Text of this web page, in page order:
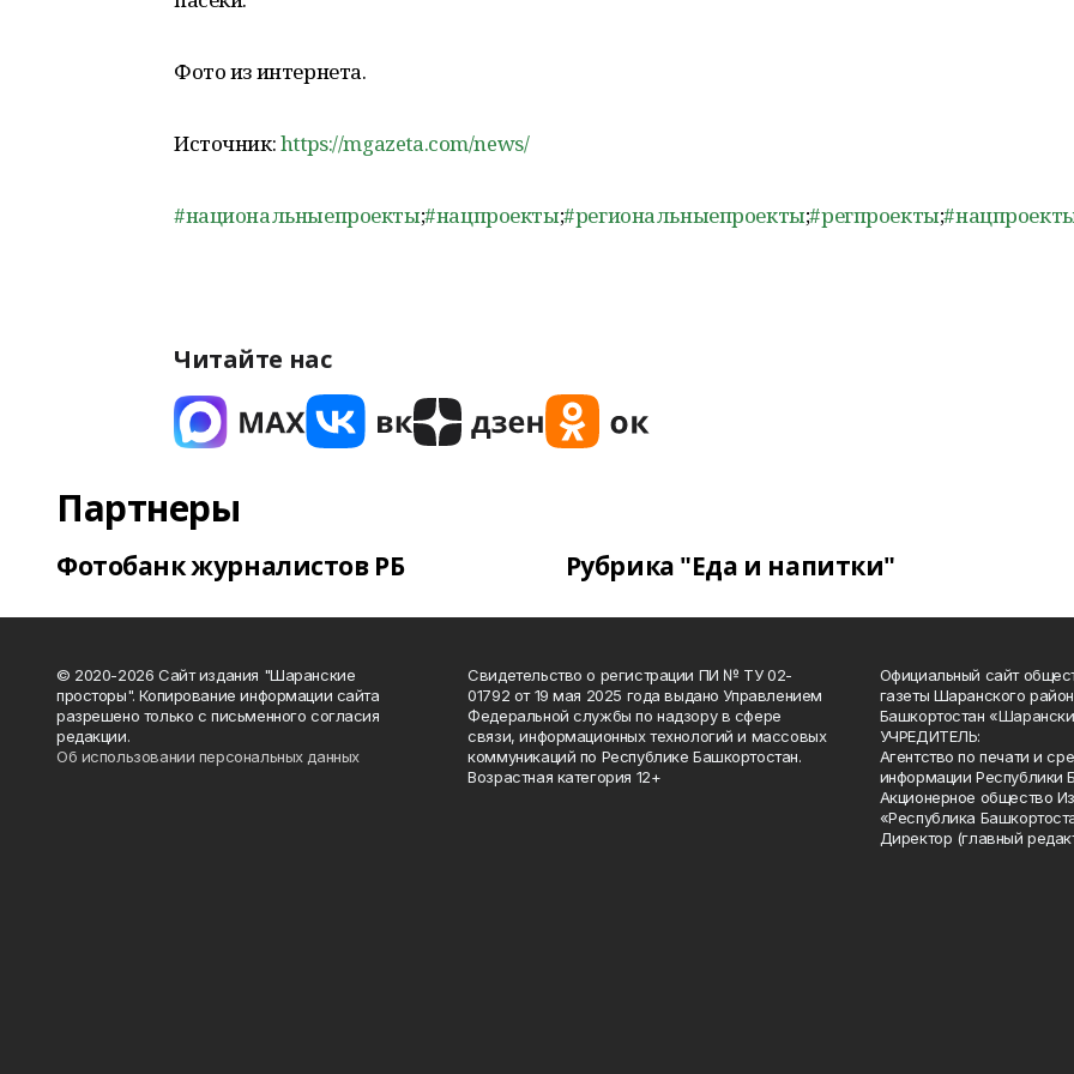
Фото из интернета.
Источник:https://mgazeta.com/news/
#национальныепроекты;#нацпроекты;#региональныепроекты;#регпроекты;
Читайте нас
Партнеры
Фотобанк журналистов РБ Рубрика "Еда и напитки"
© 2020-2026 Сайт издания "Шаранские
просторы". Копирование информации сайта
разрешено только с письменного согласия
редакции.
Об использовании персональных данных
Свидетельство о регистрации ПИ № ТУ 02-
01792 от 19 мая 2025 года выдано Управлением
Федеральной службы по надзору в сфере
связи, информационных технологий и массовых
коммуникаций по Республике Башкортостан.
Возрастная категория 12+
Официальный сайт
газеты Шаранского
Башкортостан
УЧРЕДИТЕЛЬ:
Агентство по печати и
информации Республики
Акционерное общество
«Республика
Директор (главный